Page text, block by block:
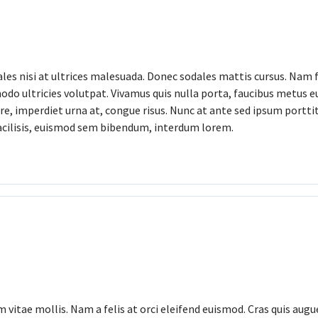
nisi at ultrices malesuada. Donec sodales mattis cursus.
ultricies volutpat. Vivamus quis nulla porta, faucibus metus
imperdiet urna at, congue risus. Nunc at ante sed ipsum
euismod sem bibendum, interdum lorem.
vitae mollis. Nam a felis at orci eleifend euismod. Cras quis